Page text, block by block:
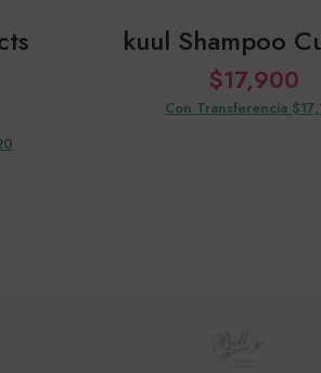
kuul Shampoo
$17,900
Con Transferencia